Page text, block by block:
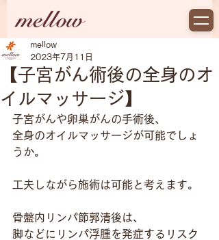
【子宮がん術後の全身のオ
イルマッサージ】
mellow
2023年7月11日
子宮がんや卵巣がんの手術後、
全身のオイルマッサージが可能でしょ
うか。
工夫しながら施術は可能と考えます。
骨盤内リンパ節郭清後は、
脚などにリンパ浮腫を発症するリスク